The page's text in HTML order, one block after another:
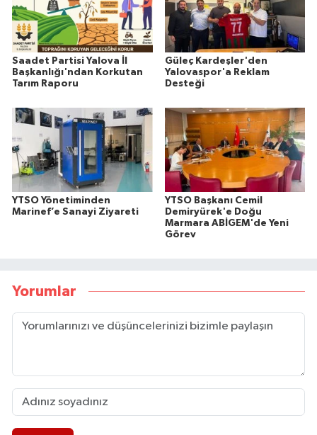
Saadet Partisi Yalova İl
Başkanlığı'ndan Korkutan
Tarım Raporu
Güleç Kardeşler'den
Yalovaspor'a Reklam
Desteği
YTSO Yönetiminden
Marinef’e Sanayi Ziyareti
YTSO Başkanı Cemil
Demiryürek'e Doğu
Marmara ABİGEM'de Yeni
Görev
Yorumlar